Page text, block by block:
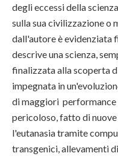
degli eccessi della
sulla sua civilizzazione o
dall'autore è evidenziata
descrive una scienza,
finalizzata alla scoperta
impegnata in
di maggiori performance
pericoloso, fatto di
l'eutanasia tramite
transgenici, allevamenti